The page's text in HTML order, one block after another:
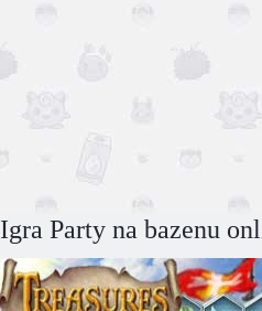
Igra Party na bazenu